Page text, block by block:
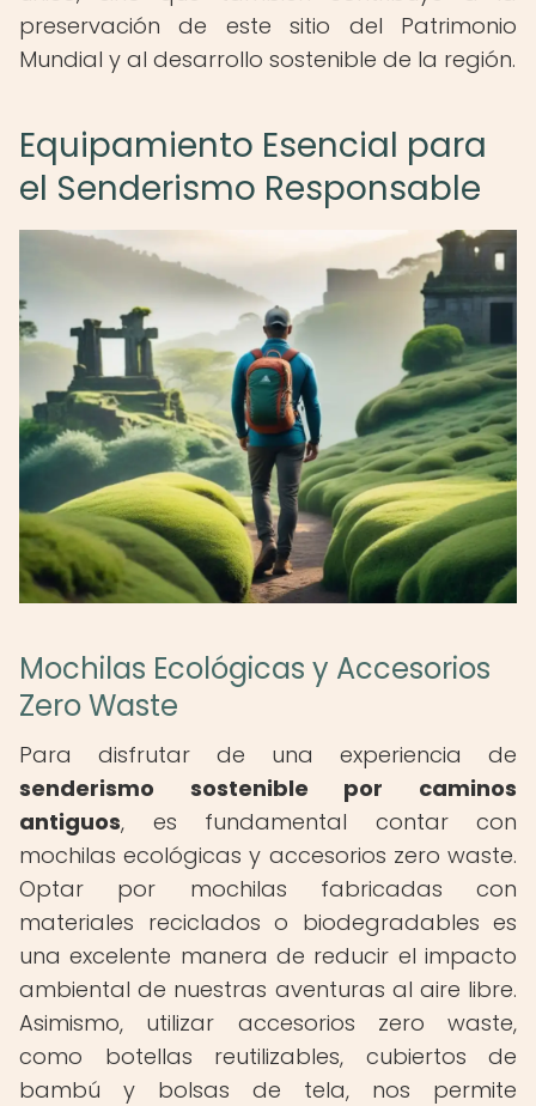
preservación de este sitio del Patrimonio
Mundial y al desarrollo sostenible de la región.
Equipamiento Esencial para
el Senderismo Responsable
Mochilas Ecológicas y Accesorios
Zero Waste
Para disfrutar de una experiencia de
senderismo sostenible por caminos
antiguos, es fundamental contar con
mochilas ecológicas y accesorios zero waste.
Optar por mochilas fabricadas con
materiales reciclados o biodegradables es
una excelente manera de reducir el impacto
ambiental de nuestras aventuras al aire libre.
Asimismo, utilizar accesorios zero waste,
como botellas reutilizables, cubiertos de
bambú y bolsas de tela, nos permite